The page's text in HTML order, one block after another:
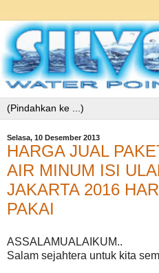
Selasa, 10 Desember 2013
HARGA JUAL
AIR MINUM ISI
JAKARTA 2016
PAKAI
ASSALAMUALAIKUM..
Salam sejahtera untuk kita